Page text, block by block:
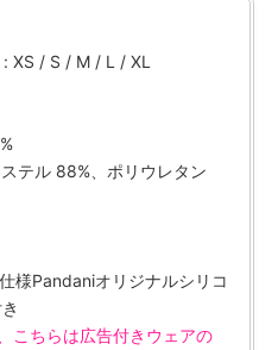
XS / S / M / L / XL
88%、ポリウレタン
様Pandaniオリジナルシリコ
こちらは広告付きウェアの